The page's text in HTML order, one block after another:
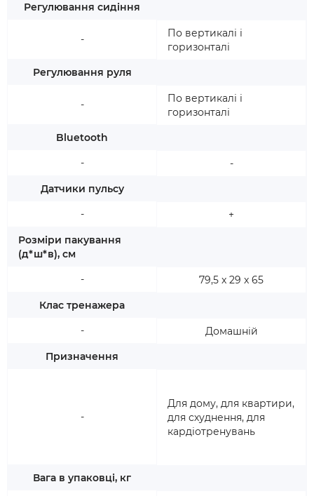
Регулювання сидіння
-
Регулювання руля
-
Bluetooth
-
Датчики пульсу
-
Розміри пакування
(д*ш*в), см
-
Клас тренажера
-
Призначення
-
Вага в упаковці, кг
По вертикалі і
горизонталі
По вертикалі і
горизонталі
-
+
79,5 x 29 x 65
Домашній
Для дому, для квартири,
для схуднення, для
кардіотренувань